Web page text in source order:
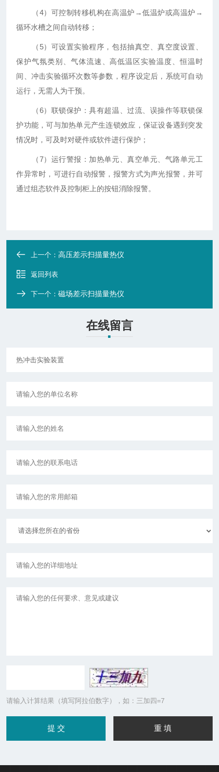
（4）可控制转移机构在高温炉 →低温炉或高温炉 →
循环水槽之间自动转移；
（ 5）可设置实验程序，包括抽真空、真空度设置、
保护气氛类别、气体流速、高低温区实验温度、恒温时
间、冲击实验循环次数等参数，程序设定后，系统可自动
运行，无需人为干预。
（6）联锁保护：具有超温、过流、误操作等联锁保
护功能，可与加热单元产生连锁效应，保证设备遇到突发
情况时，可及时对硬件或软件进行保护；
（7）运行警报：加热单元、真空单元、气路单元工
作异常时，可进行自动报警，报警方式为声光报警，并可
通过组态软件及控制柜上的按钮消除报警。
上一个：高压差示扫描量热仪
返回列表
下一个：磁场差示扫描量热仪
在线留言
请输入计算结果（填写阿拉伯数字），如：三加四=7